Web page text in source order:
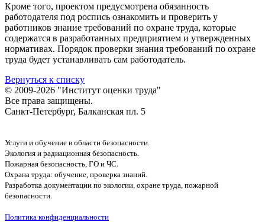
Кроме того, проектом предусмотрена обязанность
работодателя под роспись ознакомить и проверить у
работников знание требований по охране труда, которые
содержатся в разработанных предприятием и утвержденных
нормативах. Порядок проверки знания требований по охране
труда будет устанавливать сам работодатель.
Вернуться к списку
© 2009-2026 "Институт оценки труда"
Все права защищены.
Санкт-Петербург, Балканская пл. 5
Услуги и обучение в области безопасности.
Экология и радиационная безопасность.
Пожарная безопасность, ГО и ЧС.
Охрана труда: обучение, проверка знаний.
Разработка документации по экологии, охране труда, пожарной
безопасности.
Политика конфиденциальности